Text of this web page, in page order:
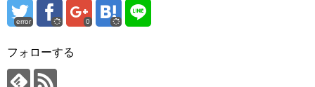
error 0
フォローする